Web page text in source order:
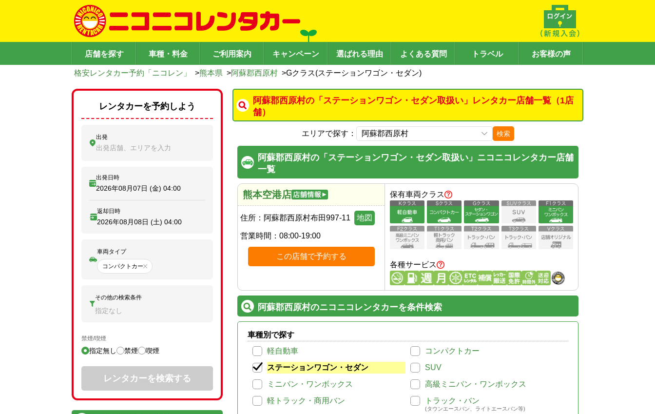
店舗を探す 車種・料金 ご利用案内 キャンペーン 選ばれる理由 よくある質問 トラベル お客様の声
格安レンタカー予約「ニコレン」 >熊本県 >阿蘇郡西原村 >Gクラス(ステーションワゴン・セダン)
阿蘇郡西原村の「ステーションワゴン・セダン取扱い」レンタカー店舗一覧（1店
舗）
エリアで探す： 検索
阿蘇郡西原村の「ステーションワゴン・セダン取扱い」ニコニコレンタカー店舗
一覧
熊本空港店
住所： 阿蘇郡西原村布田997-11 地図
営業時間： 08:00-19:00
この店舗で予約する
保有車両クラス
各種サービス
阿蘇郡西原村のニコニコレンタカーを条件検索
車種別で探す
軽自動車
コンパクトカー
ステーションワゴン・セダン
SUV
ミニバン・ワンボックス
高級ミニバン・ワンボックス
軽トラック・商用バン
トラック・バン
(タウンエースバン、ライトエースバン等)
レンタカーを予約しよう
出発
出発店舗、エリアを入力
出発日時
2026年08月07日 (金) 04:00
返却日時
2026年08月08日 (土) 04:00
車両タイプ
コンパクトカー
その他の検索条件
指定なし
禁煙/喫煙
指定無し 禁煙 喫煙
レンタカーを検索する